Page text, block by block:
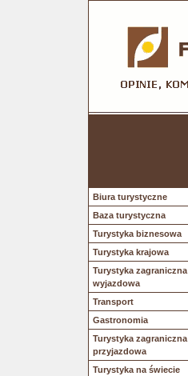
Biura turystyczne
Baza turystyczna
Turystyka biznesowa
Turystyka krajowa
Turystyka zagraniczna
wyjazdowa
Transport
Gastronomia
Turystyka zagraniczna
przyjazdowa
Turystyka na świecie